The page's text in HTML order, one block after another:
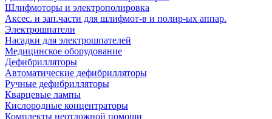
Шлифмоторы и электрополировка
Аксес. и зап.части для шлифмот-в и полир-ых аппар.
Электрошпатели
Насадки для электрошпателей
Медицинское оборудование
Дефибрилляторы
Автоматические дефибрилляторы
Ручные дефибрилляторы
Кварцевые лампы
Кислородные концентраторы
Комплекты неотложной помощи